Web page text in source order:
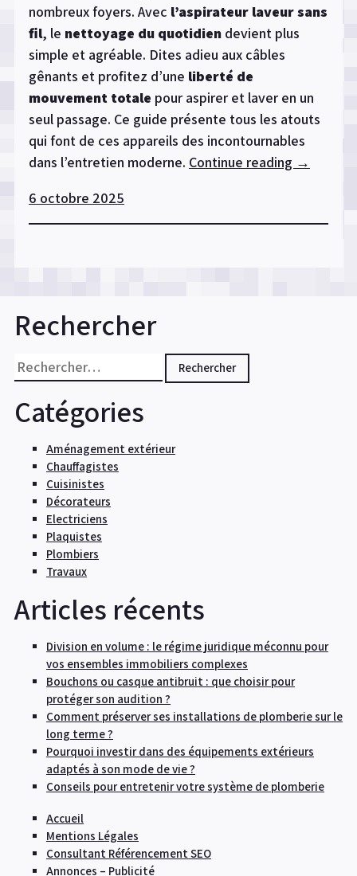
nombreux foyers. Avec l’aspirateur laveur sans
fil, le nettoyage du quotidien devient plus
simple et agréable. Dites adieu aux câbles
gênants et profitez d’une liberté de
mouvement totale pour aspirer et laver en un
seul passage. Ce guide présente tous les atouts
qui font de ces appareils des incontournables
dans l’entretien moderne. Continue reading «
de
→
6 octobre 2025
Rechercher
Rechercher :
Catégories
Aménagement extérieur
Chauffagistes
Cuisinistes
Décorateurs
Electriciens
Plaquistes
Plombiers
Travaux
Articles récents
Division en volume : le régime juridique méconnu pour
vos ensembles immobiliers complexes
Bouchons ou casque antibruit : que choisir pour
protéger son audition ?
Comment préserver ses installations de plomberie sur le
long terme ?
Pourquoi investir dans des équipements extérieurs
adaptés à son mode de vie ?
Conseils pour entretenir votre système de plomberie
Accueil
Mentions Légales
Consultant Référencement SEO
Annonces – Publicité